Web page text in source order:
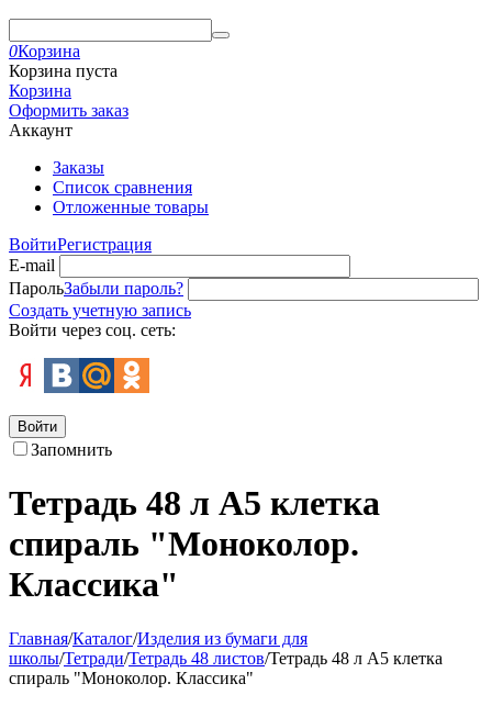
0Корзина
Корзина пуста
Корзина
Оформить заказ
Аккаунт
Заказы
Список сравнения
Отложенные товары
ВойтиРегистрация
E-mail
ПарольЗабыли пароль?
Создать учетную запись
Войти через соц. сеть:
Войти
Запомнить
Тетрадь 48 л А5 клетка
спираль "Моноколор.
Классика"
Главная/Каталог/Изделия из бумаги для
школы/Тетради/Тетрадь 48 листов/Тетрадь 48 л А5 клетка
спираль "Моноколор. Классика"